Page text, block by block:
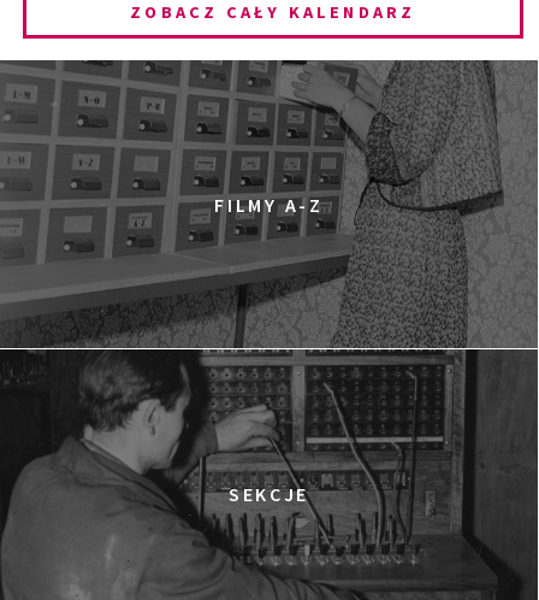
Kinoteka, sala 1
12:00
Kinoteka, sala 3
PRADAWNY LAS
SPOTKANIE PO FILMIE
KUP BILET
12:00
Pałac Kultury i Nauki, Sala Gagarina
KINO VR (VIRTUAL REALITY)
MARATON WPISYWANIA DO WIKIPEDII HASEŁ O
OBROŃCZYNIACH PRAW
12:15
Kinoteka, sala 2
OBCY W SIECI
KUP BILET
12:15
Luna, sala B
CZASÓWKA. PRÓBA CHARAKTERU
KUP BILET
Luna, sala A
NIEWYGODNA PRAWDA 2
KUP BILET
ZOBACZ CAŁY KALENDARZ
FILMY A-Z
SEKCJE